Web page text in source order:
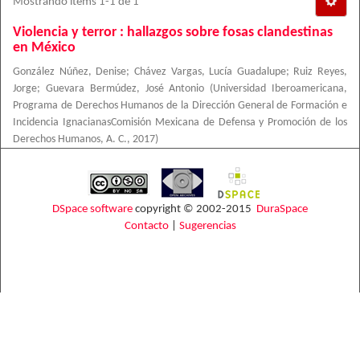
Violencia y terror : hallazgos sobre fosas clandestinas
en México
González Núñez, Denise; Chávez Vargas, Lucía Guadalupe;
Ruiz Reyes,
Jorge; Guevara Bermúdez, José Antonio (Universidad Iberoamericana,
Programa de Derechos Humanos de la Dirección General de Formación e
Incidencia IgnacianasComisión Mexicana de Defensa y Promoción de los
Derechos Humanos, A. C., 2017)
DSpace software copyright © 2002-2015 DuraSpace
Contacto| Sugerencias